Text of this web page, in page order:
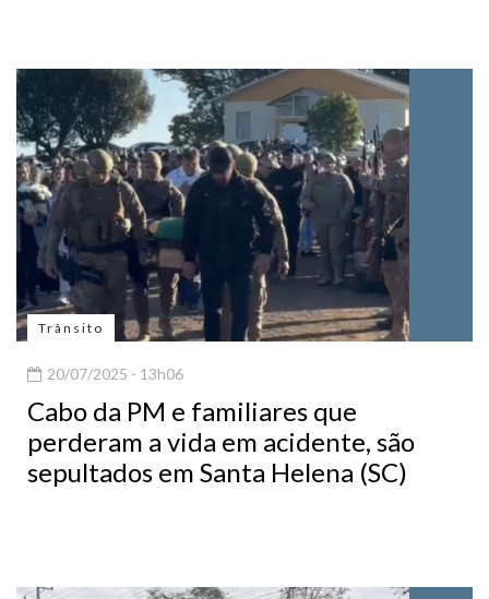
Trânsito
20/07/2025 - 13h06
Cabo da PM e familiares que
perderam a vida em acidente, são
sepultados em Santa Helena (SC)